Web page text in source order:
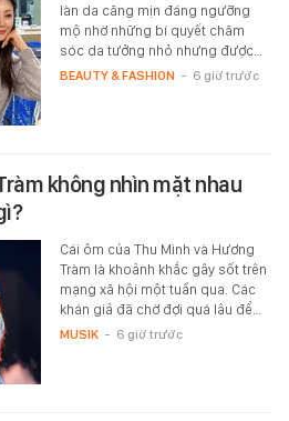
làn da căng mịn đáng ngưỡng
mộ nhờ những bí quyết chăm
sóc da tưởng nhỏ nhưng được…
BEAUTY & FASHION - 6 giờ trước
không nhìn mặt nhau
Cái ôm của Thu Minh và Hương
Tràm là khoảnh khắc gây sốt trên
mạng xã hội một tuần qua. Các
khán giả đã chờ đợi quá lâu để…
MUSIK - 6 giờ trước